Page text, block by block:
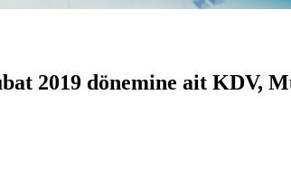
2019 dönemine ait KDV,